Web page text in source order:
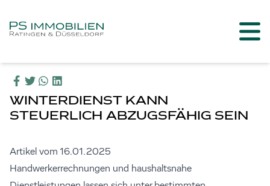
WINTERDIENST KANN
STEUERLICH ABZUGSFÄHIG SEIN
Artikel vom 16.01.2025
Handwerkerrechnungen und haushaltsnahe